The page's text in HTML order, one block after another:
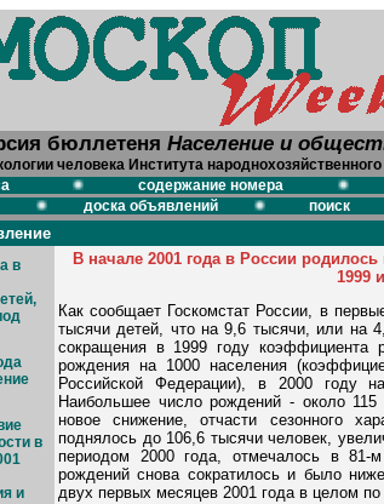
бюллетеня Население и
человека Института
содержание номера
доска объявлений поиск
в
в
и
В начале 2001 года в России
1999
Как сообщает Госкомстат России, в
тысячи детей, что на 9,6 тысячи, или на
сокращения в 1999 году коэффициента
рождения на 1000 населения
Российской Федерации), в 2000 году
Наибольшее число рождений - около
новое снижение, отчасти сезонного
поднялось до 106,6 тысячи человек,
периодом 2000 года, отмечалось в
рождений снова сократилось и было
двух первых месяцев 2001 года в целом